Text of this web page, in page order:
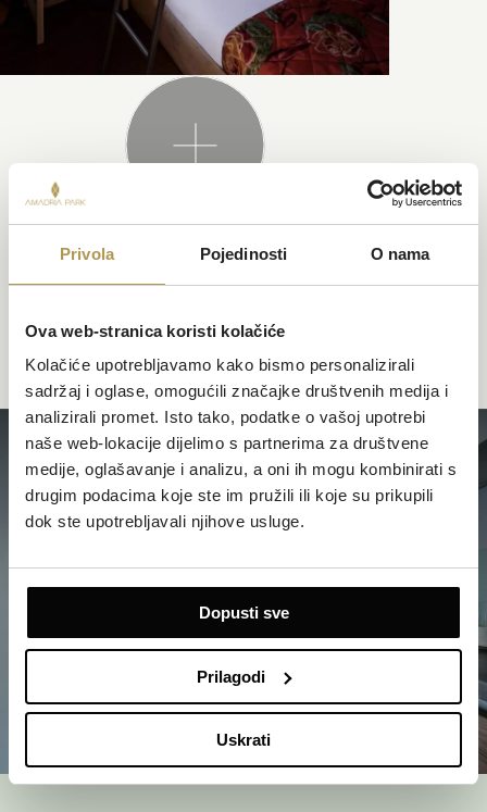
Privola Pojedinosti O nama
Ova web-stranica koristi kolačiće
Kolačiće upotrebljavamo kako bismo personalizirali
sadržaj i oglase, omogućili značajke društvenih medija i
analizirali promet. Isto tako, podatke o vašoj upotrebi
naše web-lokacije dijelimo s partnerima za društvene
medije, oglašavanje i analizu, a oni ih mogu kombinirati s
drugim podacima koje ste im pružili ili koje su prikupili
dok ste upotrebljavali njihove usluge.
Dopusti sve
Prilagodi
Uskrati
TAKOĐER PREPORUČUJEMO
MOBILNE KUĆICE